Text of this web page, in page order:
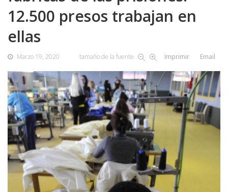
12.500 presos trabajan en
ellas
Marzo 19, 2020 tamaño de la fuente Imprimir Email